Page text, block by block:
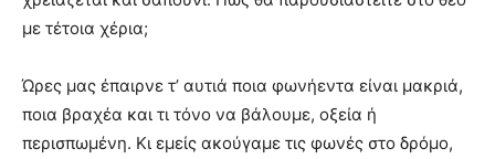
με τέτοια χέρια;
Ώρες μας έπαιρνε τ’ αυτιά ποια φωνήεντα είναι μακριά,
ποια βραχέα και τι τόνο να βάλουμε, οξεία ή
περισπωμένη. Κι εμείς ακούγαμε τις φωνές στο δρόμο,